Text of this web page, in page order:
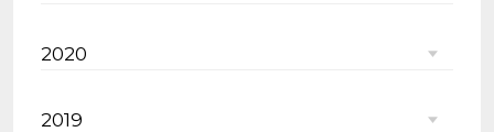
2020
2019